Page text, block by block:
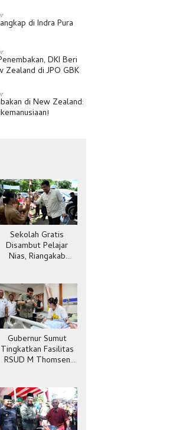
di Indra Pura
DKI Beri
Zealand di JPO GBK
di New Zealand:
Sekolah Gratis
Disambut Pelajar
Nias, Riangakab
Gubernur Sumut
Tingkatkan Fasilitas
RSUD M Thomsen